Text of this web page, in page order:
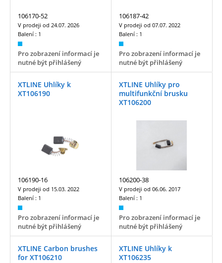
106170-52
V prodeji od 24.07. 2026
Balení : 1
Pro zobrazení informací je
nutné být přihlášený
106187-42
V prodeji od 07.07. 2022
Balení : 1
Pro zobrazení informací je
nutné být přihlášený
XTLINE Uhlíky k
XT106190
106190-16
V prodeji od 15.03. 2022
Balení : 1
Pro zobrazení informací je
nutné být přihlášený
XTLINE Uhlíky pro
multifunkční brusku
XT106200
106200-38
V prodeji od 06.06. 2017
Balení : 1
Pro zobrazení informací je
nutné být přihlášený
XTLINE Carbon brushes
for XT106210
XTLINE Uhlíky k
XT106235